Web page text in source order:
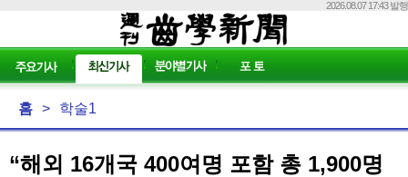
2026.08.07 17:43 발행
홈 > 학술1
“해외 16개국 400여명 포함 총 1,900명